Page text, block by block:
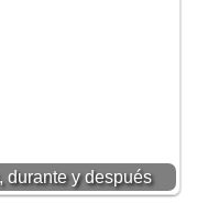
durante y después